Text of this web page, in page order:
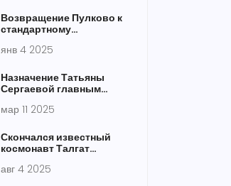
Возвращение Пулково к
стандартному
значит для
янв 4 2025
Назначение Татьяны
Сергаевой главным
России по
гимнастике
мар 11 2025
Скончался известный
космонавт Талгат
Казахстана и России
авг 4 2025